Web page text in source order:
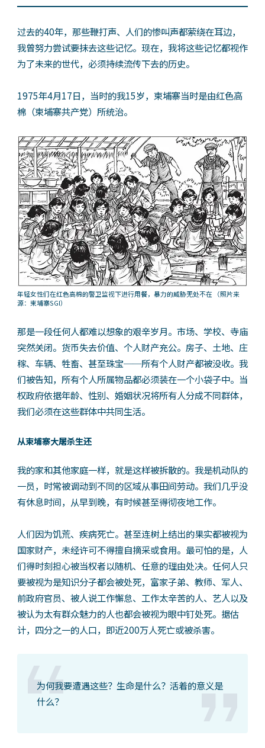
过去的40年，那些鞭打声、人们的惨叫声都萦绕在耳边，
我曾努力尝试要抹去这些记忆。现在，我将这些记忆都视作
为了未来的世代，必须持续流传下去的历史。
1975年4月17日，当时的我15岁，柬埔寨当时是由红色高
棉（柬埔寨共产党）所统治。
年轻女性们在红色高棉的警卫监视下进行用餐，暴力的威胁无处不在 （照片来
源：柬埔寨SGI）
那是一段任何人都难以想象的艰辛岁月。市场、学校、寺庙
突然关闭。货币失去价值、个人财产充公。房子、土地、庄
稼、车辆、牲畜、甚至珠宝──所有个人财产都被没收。我
们被告知，所有个人所属物品都必须装在一个小袋子中。当
权政府依据年龄、性别、婚姻状况将所有人分成不同群体，
我们必须在这些群体中共同生活。
从柬埔寨大屠杀生还
我的家和其他家庭一样，就是这样被拆散的。我是机动队的
一员，时常被调动到不同的区域从事田间劳动。我们几乎没
有休息时间，从早到晚，有时候甚至得彻夜地工作。
人们因为饥荒、疾病死亡。甚至连树上结岀的果实都被视为
国家财产，未经许可不得擅自摘采或食用。最可怕的是，人
们得时刻担心被当权者以随机、任意的理由处决。任何人只
要被视为是知识分子都会被处死，富家子弟、教师、军人、
前政府官员、被人说工作懈怠、工作太辛苦的人、艺人以及
被认为太有群众魅力的人也都会被视为眼中钉处死。据估
计，四分之一的人口，即近200万人死亡或被杀害。
为何我要遭遇这些？生命是什么？活着的意义是
什么？